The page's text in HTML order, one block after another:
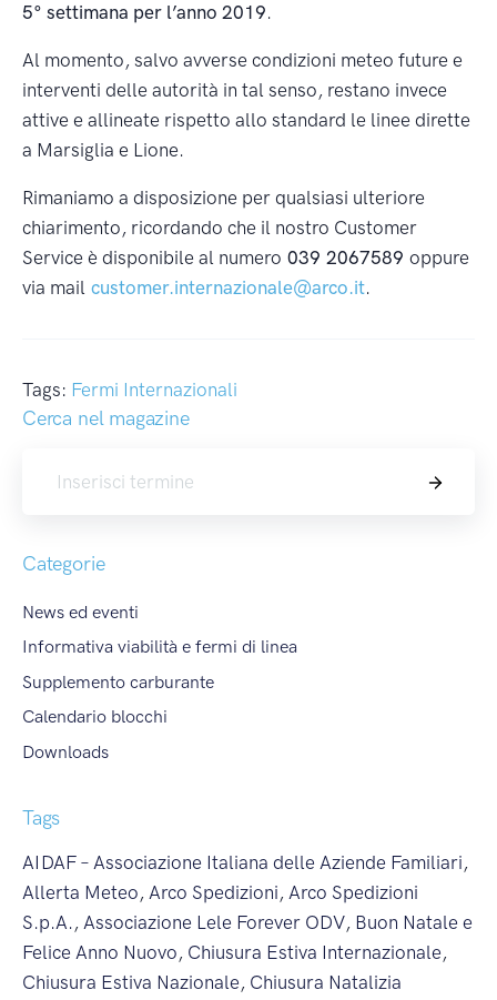
5° settimana per l’anno 2019.
Al momento, salvo avverse condizioni meteo future e
interventi delle autorità in tal senso, restano invece
attive e allineate rispetto allo standard le linee dirette
a Marsiglia e Lione.
Rimaniamo a disposizione per qualsiasi ulteriore
chiarimento, ricordando che il nostro Customer
Service è disponibile al numero 039 2067589 oppure
via mail customer.internazionale@arco.it.
Tags: Fermi Internazionali
Cerca nel magazine
Cerca
Categorie
News ed eventi
Informativa viabilità e fermi di linea
Supplemento carburante
Calendario blocchi
Downloads
Tags
AIDAF – Associazione Italiana delle Aziende Familiari,
Allerta Meteo, Arco Spedizioni, Arco Spedizioni
S.p.A., Associazione Lele Forever ODV, Buon Natale e
Felice Anno Nuovo, Chiusura Estiva Internazionale,
Chiusura Estiva Nazionale, Chiusura Natalizia